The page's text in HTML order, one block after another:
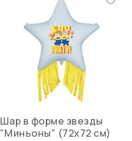
Шар в форме звезды
"Миньоны" (72х72 см)